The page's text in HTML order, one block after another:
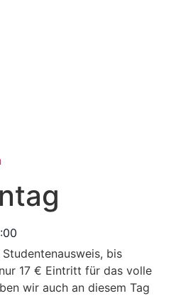
bis
17 € Eintritt für das volle
wir auch an diesem Tag